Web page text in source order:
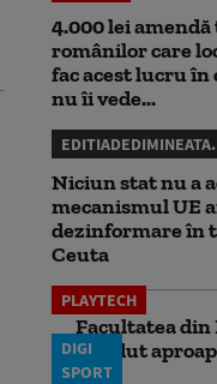
4.000 lei
românilor care
fac acest lucru în
nu îi vede...
Niciun stat nu a
mecanismul UE
dezinformare în
Ceuta
PLAYTECH
Facultatea din
pierdut
DIGI
SPORT